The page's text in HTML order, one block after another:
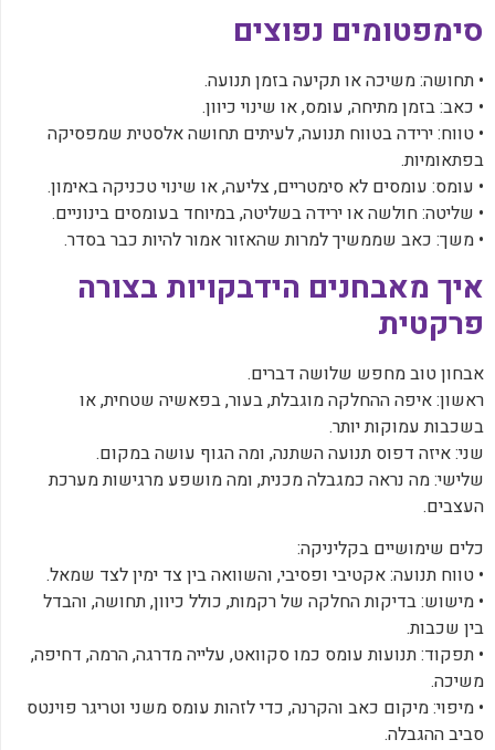
‏סימפטומים נפוצים
‏• תחושה: משיכה או תקיעה בזמן תנועה.
‏• כאב: בזמן מתיחה, עומס, או שינוי כיוון.
‏• טווח: ירידה בטווח תנועה, לעיתים תחושה אלסטית שמפסיקה
בפתאומיות.
‏• עומס: עומסים לא סימטריים, צליעה, או שינוי טכניקה באימון.
‏• שליטה: חולשה או ירידה בשליטה, במיוחד בעומסים בינוניים.
‏• משך: כאב שממשיך למרות שהאזור אמור להיות כבר בסדר.
‏איך מאבחנים הידבקויות בצורה
פרקטית
‏אבחון טוב מחפש שלושה דברים.
‏ראשון: איפה ההחלקה מוגבלת, בעור, בפאשיה שטחית, או
בשכבות עמוקות יותר.
‏שני: איזה דפוס תנועה השתנה, ומה הגוף עושה במקום.
‏שלישי: מה נראה כמגבלה מכנית, ומה מושפע מרגישות מערכת
העצבים.
‏כלים שימושיים בקליניקה:
‏• טווח תנועה: אקטיבי ופסיבי, והשוואה בין צד ימין לצד שמאל.
‏• מישוש: בדיקות החלקה של רקמות, כולל כיוון, תחושה, והבדל
בין שכבות.
‏• תפקוד: תנועות עומס כמו סקוואט, עלייה מדרגה, הרמה, דחיפה,
משיכה.
‏• מיפוי: מיקום כאב והקרנה, כדי לזהות עומס משני וטריגר פוינטס
סביב ההגבלה.